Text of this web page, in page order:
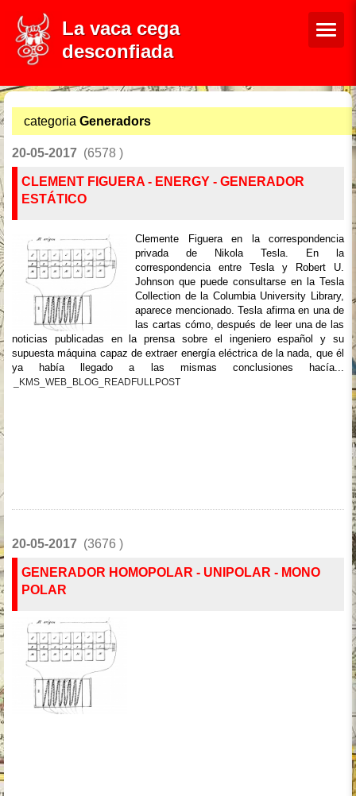
La vaca cega
desconfiada
categoria Generadors
20-05-2017 (6578 )
CLEMENT FIGUERA - ENERGY - GENERADOR
ESTÁTICO
Clemente Figuera en la correspondencia
privada de Nikola Tesla. En la
correspondencia entre Tesla y Robert U.
Johnson que puede consultarse en la Tesla
Collection de la Columbia University Library,
aparece mencionado. Tesla afirma en una de
las cartas cómo, después de leer una de las
noticias publicadas en la prensa sobre el ingeniero español y su
supuesta máquina capaz de extraer energía eléctrica de la nada, que él
ya había llegado a las mismas conclusiones hacía...
_KMS_WEB_BLOG_READFULLPOST
20-05-2017 (3676 )
GENERADOR HOMOPOLAR - UNIPOLAR - MONO
POLAR